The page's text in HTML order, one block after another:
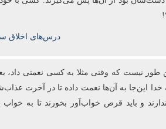
درس‌های اخلاق سال تحصیلی 94-
نیست که وقتی مثلا به کسی نعمتی داد،
خدا این‌جا به آن‌ها نعمت داده تا در
و باید قرص خواب‌آور بخورند تا به